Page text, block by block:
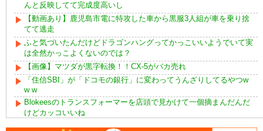
んと反映してて完成度高いし
【動画あり】鹿児島市電に特攻した車から黒服3人組が車を乗り捨
てて逃走
ふと気づいたんだけどドラゴンハングってかっこいいようでいて実
は全然かっこよくないのでは？
【画像】マツダが黒字転換！！CX-5がバカ売れ
「住信SBI」が「ドコモの銀行」に変わってうんざりしてるやつw
w w
Blokeesのトランスフォーマーを店頭で見かけて一個摘まんだんだ
けどカッコいいね
熊さん、人間が勝手に山壊した結果殺されてしまう…これ半分虐殺